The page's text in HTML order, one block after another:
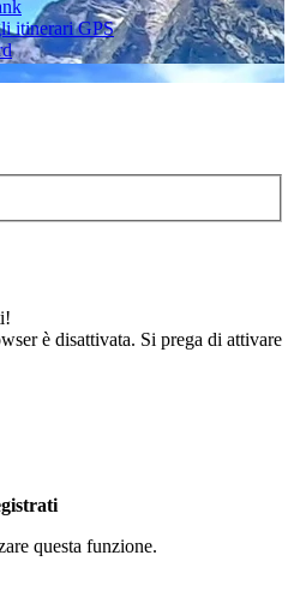
itinerari GPS
è disattivata. Si prega di attivare
questa funzione.